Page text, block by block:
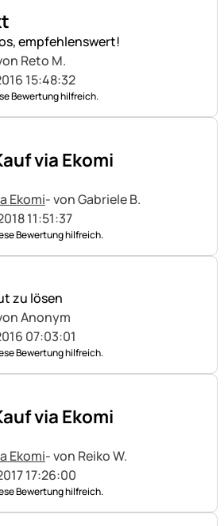
empfehlenswert!
Reto M.
15:48:32
Bewertung hilfreich.
via Ekomi
Ekomi- von Gabriele B.
11:51:37
Bewertung hilfreich.
zu lösen
Anonym
07:03:01
Bewertung hilfreich.
via Ekomi
Ekomi- von Reiko W.
17:26:00
Bewertung hilfreich.